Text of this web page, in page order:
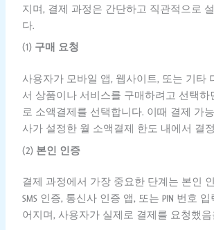
지며, 결제 과정은 간단하고 직관적으로
다.
(1) 구매 요청
사용자가 모바일 앱, 웹사이트, 또는 기타
서 상품이나 서비스를 구매하려고 선택하
로 소액결제를 선택합니다. 이때 결제 가
사가 설정한 월 소액결제 한도 내에서 결
(2) 본인 인증
결제 과정에서 가장 중요한 단계는 본인
SMS 인증, 통신사 인증 앱, 또는 PIN 번호
어지며, 사용자가 실제로 결제를 요청했